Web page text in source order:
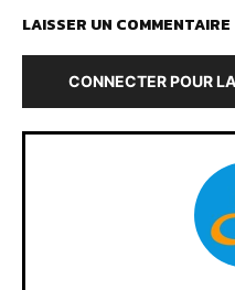
LAISSER UN COMMENTAIRE
CONNECTER POUR